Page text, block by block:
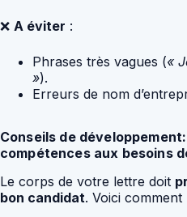
❌ A éviter :
Phrases très vagues («
»).
Erreurs de nom
Conseils de
compétences aux besoins
Le corps de votre lettre doit
bon candidat. Voici